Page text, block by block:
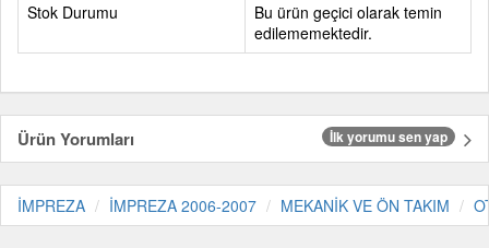
Stok Durumu
Bu ürün geçici olarak temin
edilememektedir.
Ürün Yorumları İlk yorumu sen yap
İMPREZA İMPREZA 2006-2007 MEKANİK VE ÖN TAKIM